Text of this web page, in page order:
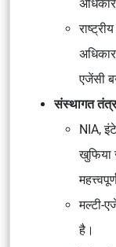
एजेंसी
संस्थागत
NIA,
खुफिया
मल्टी-
है।